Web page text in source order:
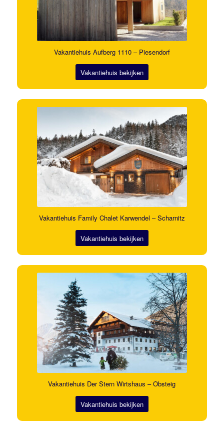
Vakantiehuis Aufberg 1110 – Piesendorf
Vakantiehuis bekijken
Vakantiehuis Family Chalet Karwendel – Scharnitz
Vakantiehuis bekijken
Vakantiehuis Der Stern Wirtshaus – Obsteig
Vakantiehuis bekijken